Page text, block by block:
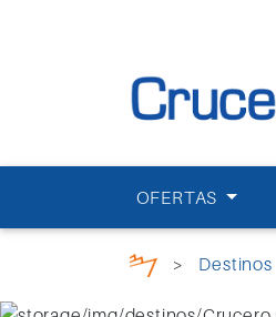
OFERTAS
> Destinos